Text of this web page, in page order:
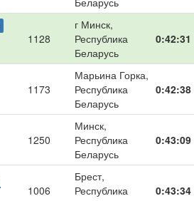
1128
г Минск,
Республика
Беларусь
0:42:31
1173
Марьина Горка,
Республика
Беларусь
0:42:38
1250
Минск,
Республика
Беларусь
0:43:09
1006
Брест,
Республика
0:43:34